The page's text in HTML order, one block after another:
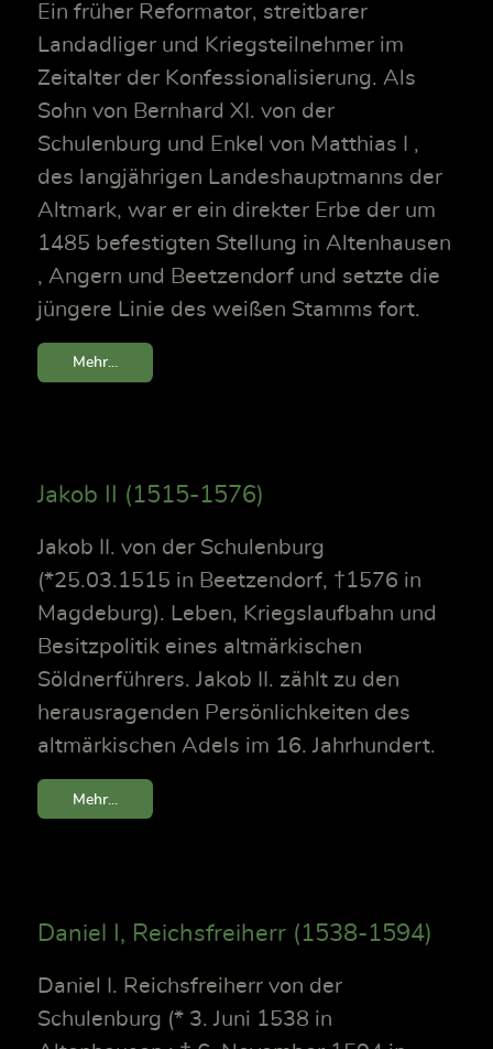
Ein früher Reformator, streitbarer
Landadliger und Kriegsteilnehmer im
Zeitalter der Konfessionalisierung. Als
Sohn von Bernhard XI. von der
Schulenburg und Enkel von Matthias I ,
des langjährigen Landeshauptmanns der
Altmark, war er ein direkter Erbe der um
1485 befestigten Stellung in Altenhausen
, Angern und Beetzendorf und setzte die
jüngere Linie des weißen Stamms fort.
Mehr...
Jakob II (1515-1576)
Jakob II. von der Schulenburg
(*25.03.1515 in Beetzendorf, †1576 in
Magdeburg). Leben, Kriegslaufbahn und
Besitzpolitik eines altmärkischen
Söldnerführers. Jakob II. zählt zu den
herausragenden Persönlichkeiten des
altmärkischen Adels im 16. Jahrhundert.
Mehr...
Daniel I, Reichsfreiherr (1538-1594)
Daniel I. Reichsfreiherr von der
Schulenburg (* 3. Juni 1538 in